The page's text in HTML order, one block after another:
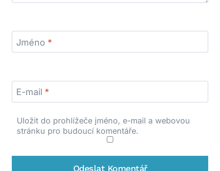
Jméno *
E-mail *
Uložit do prohlížeče jméno, e-mail a webovou
stránku pro budoucí komentáře.